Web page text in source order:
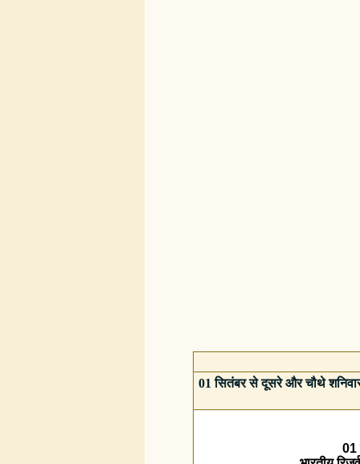
01 सितंबर से दूसरे और चौथे
01